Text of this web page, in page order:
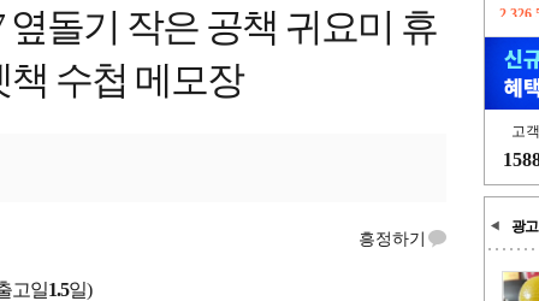
고
광고
돌기 작은 공책 귀요미 휴
수첩 메모장
흥정하기
고일1.5일)